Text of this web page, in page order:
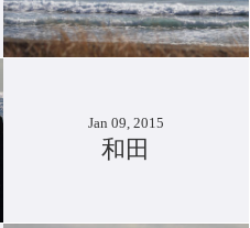
Jan 09, 2015
和田